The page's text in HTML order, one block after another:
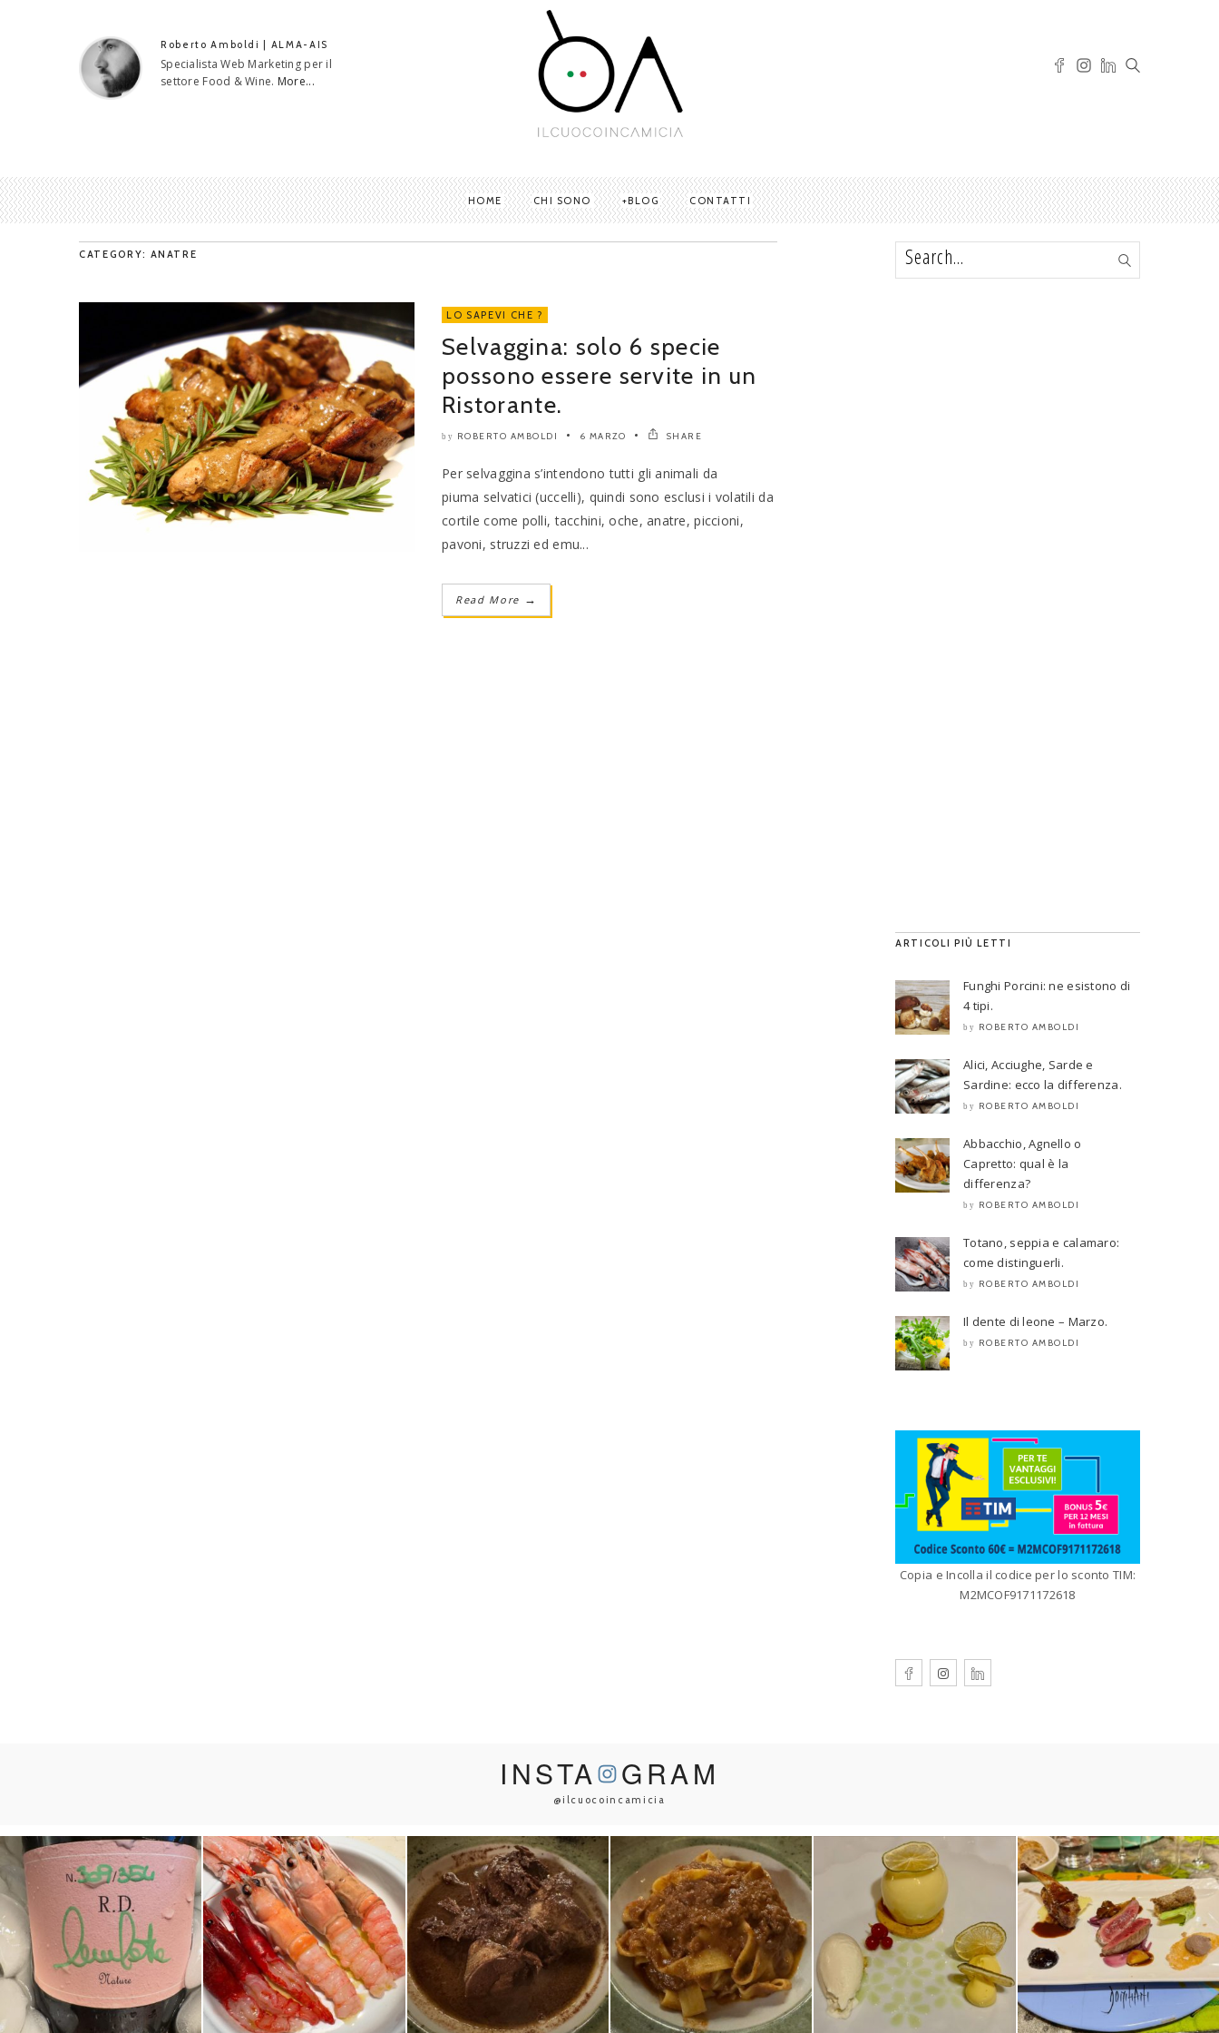
Roberto Amboldi | ALMA-AIS
Specialista Web Marketing per il
settore Food & Wine. More...
HOME CHI SONO BLOG CONTATTI
CATEGORY: ANATRE
LO SAPEVI CHE ?
Selvaggina: solo 6 specie
possono essere servite in un
Ristorante.
by ROBERTO AMBOLDI 6 MARZO SHARE
Per selvaggina s’intendono tutti gli animali da
piuma selvatici (uccelli), quindi sono esclusi i volatili da
cortile come polli, tacchini, oche, anatre, piccioni,
pavoni, struzzi ed emu...
Read More →
ARTICOLI PIÙ LETTI
Funghi Porcini: ne esistono di
4 tipi.
by ROBERTO AMBOLDI
Alici, Acciughe, Sarde e
Sardine: ecco la differenza.
by ROBERTO AMBOLDI
Abbacchio, Agnello o
Capretto: qual è la
differenza?
by ROBERTO AMBOLDI
Totano, seppia e calamaro:
come distinguerli.
by ROBERTO AMBOLDI
Il dente di leone – Marzo.
by ROBERTO AMBOLDI
Copia e Incolla il codice per lo sconto TIM:
M2MCOF9171172618
INSTA GRAM
@ilcuocoincamicia